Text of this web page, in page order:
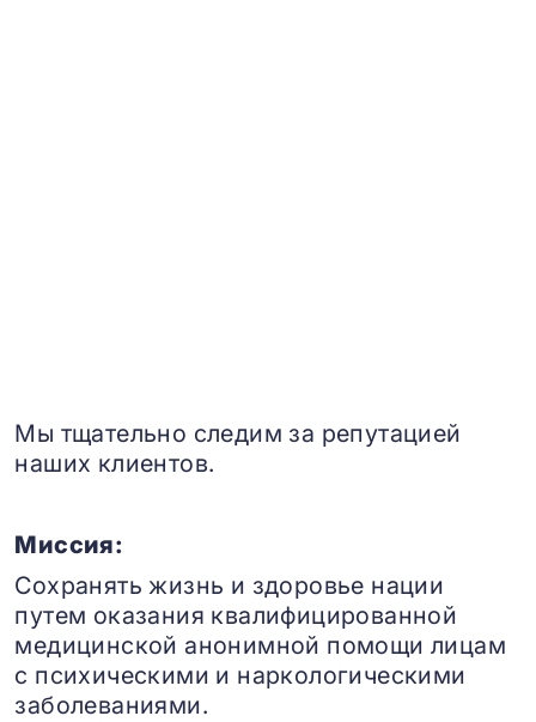
Мы тщательно следим за репутацией
наших клиентов.
Миссия:
Сохранять жизнь и здоровье нации
путем оказания квалифицированной
медицинской анонимной помощи лицам
с психическими и наркологическими
заболеваниями.